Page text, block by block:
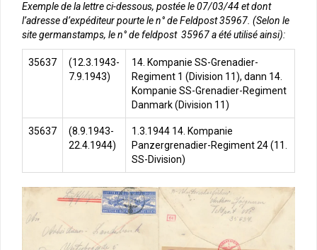
Exemple de la lettre ci-dessous, postée le 07/03/44 et dont
l’adresse d’expéditeur pourte le n° de Feldpost 35967. (Selon le
site germanstamps, le n° de feldpost 35967 a été utilisé ainsi):
35637
(12.3.1943-
7.9.1943)
14. Kompanie SS-Grenadier-
Regiment 1 (Division 11), dann 14.
Kompanie SS-Grenadier-Regiment
Danmark (Division 11)
35637
(8.9.1943-
22.4.1944)
1.3.1944 14. Kompanie
Panzergrenadier-Regiment 24 (11.
SS-Division)